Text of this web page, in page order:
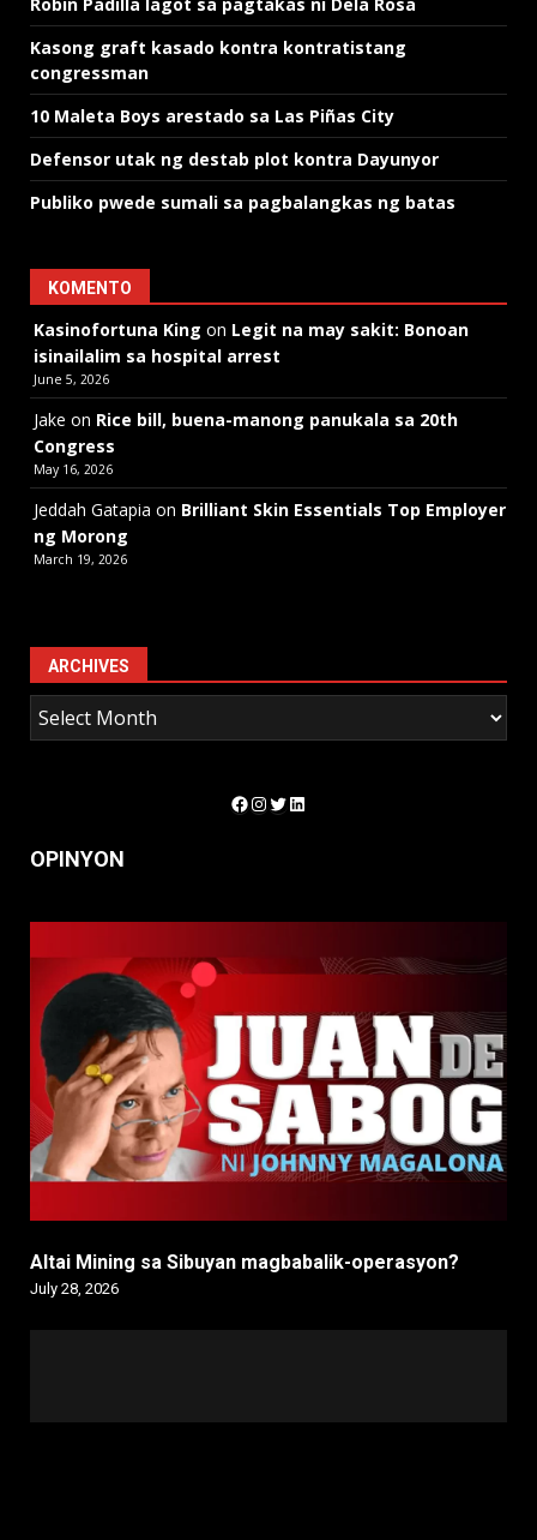
Kasong graft kasado kontra kontratistang
congressman
10 Maleta Boys arestado sa Las Piñas City
Defensor utak ng destab plot kontra Dayunyor
Publiko pwede sumali sa pagbalangkas ng batas
KOMENTO
Kasinofortuna King on Legit na may sakit: Bonoan
isinailalim sa hospital arrest
June 5, 2026
Jake on Rice bill, buena-manong panukala sa 20th
Congress
May 16, 2026
Jeddah Gatapia on Brilliant Skin Essentials Top Employer
ng Morong
March 19, 2026
ARCHIVES
Facebook
Instagram
Twitter
LinkedIn
OPINYON
Altai Mining sa Sibuyan magbabalik-operasyon?
July 28, 2026